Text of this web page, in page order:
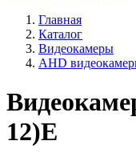
Главная
Каталог
Видеокамеры
AHD
12)E